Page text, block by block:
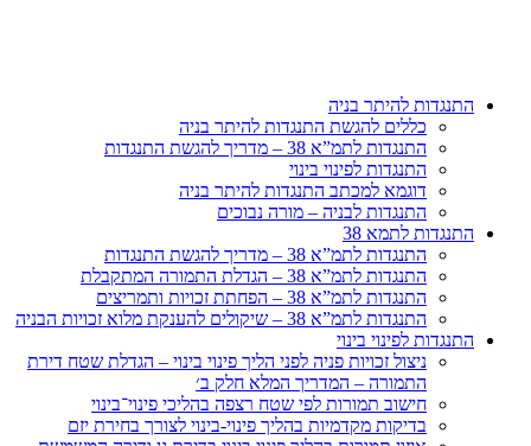
התנגדות להיתר בניה
כללים להגשת התנגדות להיתר בניה
התנגדות לתמ”א 38 – מדריך להגשת התנגדות
התנגדות לפינוי בינוי
דוגמא למכתב התנגדות להיתר בניה
התנגדות לבניה – מורה נבוכים
התנגדות לתמא 38
התנגדות לתמ”א 38 – מדריך להגשת התנגדות
התנגדות לתמ”א 38 – הגדלת התמורה המתקבלת
התנגדות לתמ”א 38 – הפחתת זכויות ותמריצים
התנגדות לתמ”א 38 – שיקולים להענקת מלוא זכויות הבניה
התנגדות לפינוי בינוי
ניצול זכויות פניה לפני הליך פינוי בינוי – הגדלת שטח דירת
התמורה – המדריך המלא חלק ב׳
חישוב תמורות לפי שטח רצפה בהליכי פינוי־בינוי
בדיקות מקדמיות בהליך פינוי-בינוי לצורך בחירת יזם